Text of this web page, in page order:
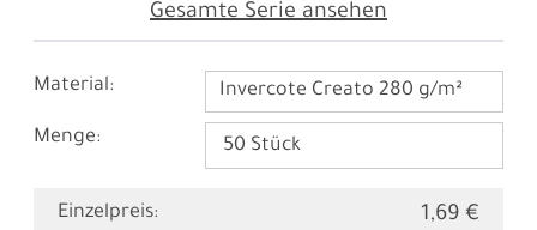
Gesamte Serie ansehen
Material: Invercote Creato 280 g/m²
Menge:
Einzelpreis: 1,69 €